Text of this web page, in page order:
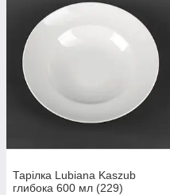
Тарілка Lubiana Kaszub
глибока 600 мл (229)